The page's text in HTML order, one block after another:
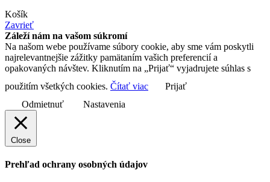
Košík
Zavrieť
Záleží nám na vašom súkromí
Na našom webe používame súbory cookie, aby sme vám poskytli
najrelevantnejšie zážitky pamätaním vašich preferencií a
opakovaných návštev. Kliknutím na „Prijať“ vyjadrujete súhlas s
použitím všetkých cookies. Čítať viac
Prijať
Odmietnuť
Nastavenia
Close
Prehľad ochrany osobných údajov